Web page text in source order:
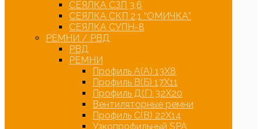
СЕЯЛКА СЗП 3,6
СЕЯЛКА СКП 2,1 “ОМИЧКА”
СЕЯЛКА СУПН-8
РЕМНИ / РВД
РВД
РЕМНИ
Профиль А(А) 13Х8
Профиль В(Б) 17Х11
Профиль Д(Г) 32Х20
Вентиляторные ремни
Профиль С(В) 22Х14
Узкопрофильный SPA